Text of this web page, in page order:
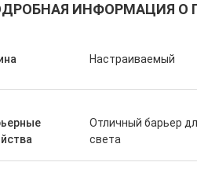
ИНФОРМАЦИЯ О
Настраиваемый
Отличный барьер
света